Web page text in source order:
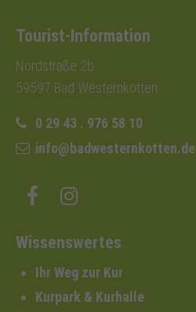
Tourist-Information
Nordstraße 2b
59597 Bad Westernkotten
0 29 43 . 976 58 10
info@badwesternkotten.de
Wissenswertes
Ihr Weg zur Kur
Kurpark & Kurhalle